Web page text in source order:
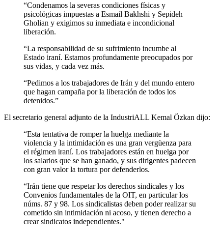
“Condenamos la severas condiciones físicas y
psicológicas impuestas a Esmail Bakhshi y Sepideh
Gholian y exigimos su inmediata e incondicional
liberación.
“La responsabilidad de su sufrimiento incumbe al
Estado iraní. Estamos profundamente preocupados por
sus vidas, y cada vez más.
“Pedimos a los trabajadores de Irán y del mundo entero
que hagan campaña por la liberación de todos los
detenidos.”
El secretario general adjunto de la IndustriALL Kemal Özkan dijo:
“Esta tentativa de romper la huelga mediante la
violencia y la intimidación es una gran vergüenza para
el régimen iraní. Los trabajadores están en huelga por
los salarios que se han ganado, y sus dirigentes padecen
con gran valor la tortura por defenderlos.
“Irán tiene que respetar los derechos sindicales y los
Convenios fundamentales de la OIT, en particular los
núms. 87 y 98. Los sindicalistas deben poder realizar su
cometido sin intimidación ni acoso, y tienen derecho a
crear sindicatos independientes."